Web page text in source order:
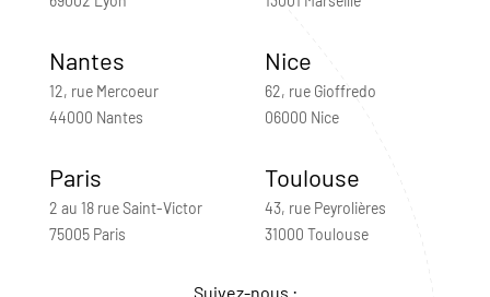
Nantes
12, rue Mercoeur
44000 Nantes
Nice
62, rue Gioffredo
06000 Nice
Paris
2 au 18 rue Saint-Victor
75005 Paris
Toulouse
43, rue Peyrolières
31000 Toulouse
Suivez-nous :